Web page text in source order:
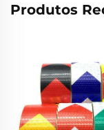
Produtos